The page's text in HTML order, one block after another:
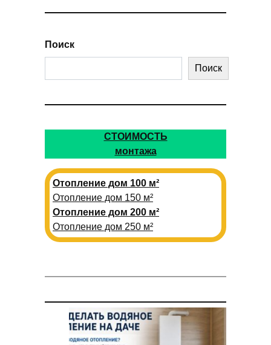
Поиск
Поиск
СТОИМОСТЬ
монтажа
Отопление дом 100 м²
Отопление дом 150 м²
Отопление дом 200 м²
Отопление дом 250 м²